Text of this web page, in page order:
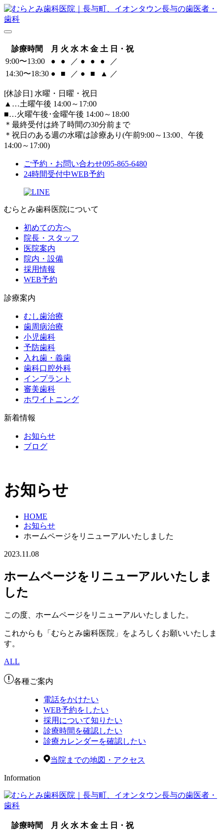
診療時間 月 火 水 木 金 土 日・祝
9:00〜13:00
● ● ／ ● ● ●
／
14:30〜18:30 ● ■ ／ ● ■ ▲ ／
[休診日] 水曜・日曜・祝日
▲ …土曜午後 14:00～17:00
■…火曜午後･金曜午後 14:00～18:00
＊最終受付は終了時間の30分前まで
＊祝日のある週の水曜は診療あり(午前9:00～13:00、午後
14:00～17:00)
ご予約・お問い合わせ095-865-6480
24時間受付中WEB予約
むらとみ歯科医院について
初めての方へ
院長・スタッフ
医院案内
院内・設備
採用情報
WEB予約
診療案内
むし歯治療
歯周病治療
小児歯科
予防歯科
入れ歯・義歯
歯科口腔外科
インプラント
審美歯科
ホワイトニング
新着情報
お知らせ
ブログ
お知らせ
HOME
お知らせ
ホームページをリニューアルいたしました
2023.11.08
ホームページをリニューアルいたしま
した
この度、ホームページをリニューアルいたしました。
これからも「むらとみ歯科医院」をよろしくお願いいたしま
す。
ALL
各種ご案内
電話をかけたい
WEB予約をしたい
採用について知りたい
診療時間を確認したい
診療カレンダーを確認したい
当院までの地図・アクセス
Information
診療時間 月 火 水 木 金 土 日・祝